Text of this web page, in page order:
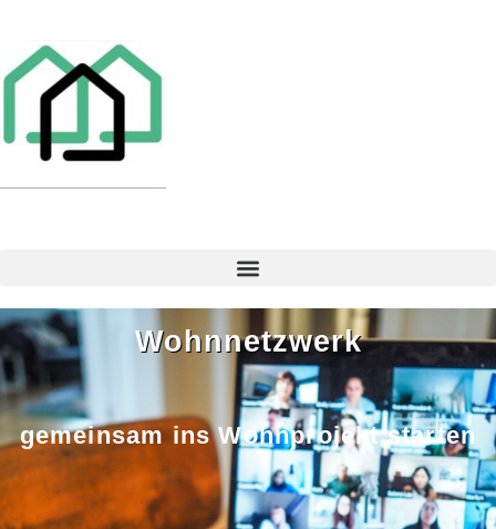
Wohnnetzwerk
gemeinsam ins Wohnprojekt starten